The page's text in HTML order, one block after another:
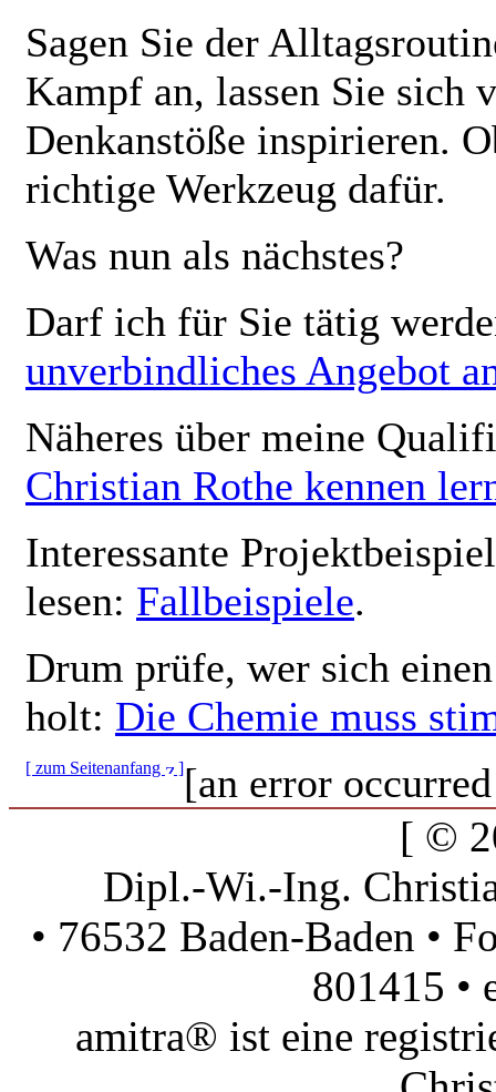
Sagen Sie der
Kampf an, lassen Sie sich
Denkanstöße inspirieren.
richtige Werkzeug dafür.
Was nun als nächstes?
Darf ich für Sie tätig
unverbindliches Angebot
Näheres über meine
Christian Rothe kennen
Interessante
lesen: Fallbeispiele.
Drum prüfe, wer sich
holt: Die Chemie muss
[an error
[ zum Seitenanfang ]
[ ©
Dipl.-Wi.-Ing.
• 76532 Baden-Baden •
801415 •
amitra® ist eine